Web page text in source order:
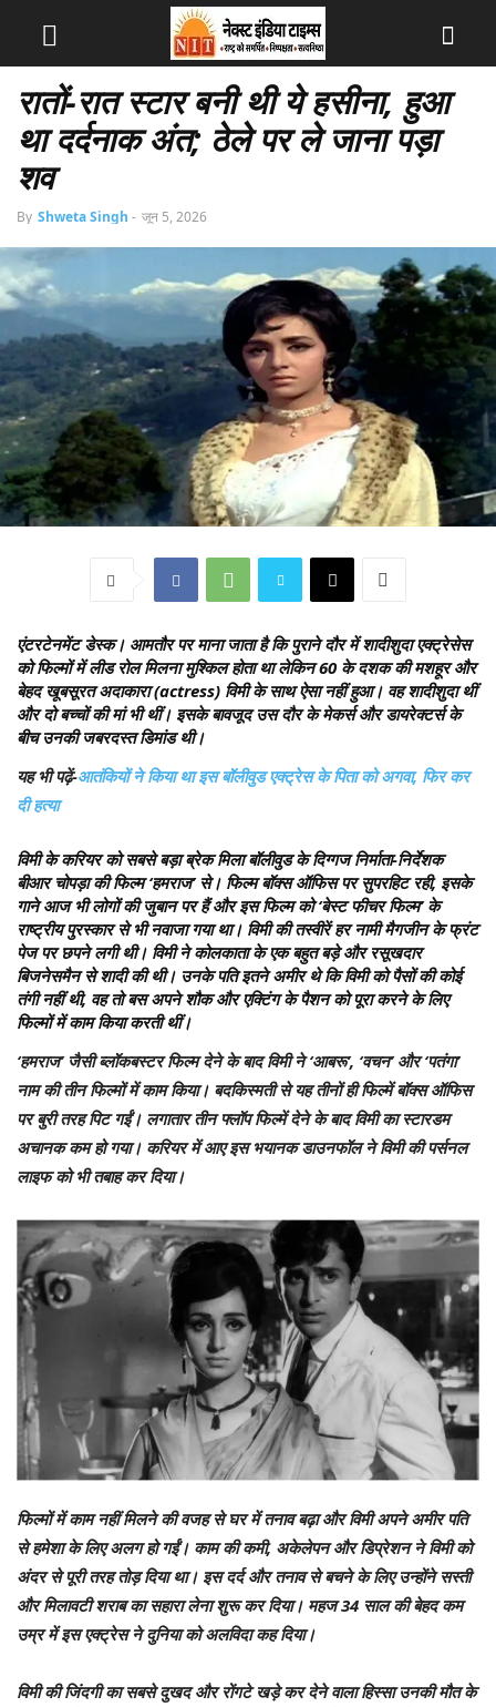
रातों-रात स्टार बनी थी ये हसीना, हुआ
था दर्दनाक अंत; ठेले पर ले जाना पड़ा
शव
By Shweta Singh - जून 5, 2026
एंटरटेनमेंट डेस्क। आमतौर पर माना जाता है कि पुराने दौर में शादीशुदा एक्ट्रेसेस
को फिल्मों में लीड रोल मिलना मुश्किल होता था लेकिन 60 के दशक की मशहूर और
बेहद खूबसूरत अदाकारा (actress) विमी के साथ ऐसा नहीं हुआ। वह शादीशुदा थीं
और दो बच्चों की मां भी थीं। इसके बावजूद उस दौर के मेकर्स और डायरेक्टर्स के
बीच उनकी जबरदस्त डिमांड थी।
यह भी पढ़ें-आतंकियों ने किया था इस बॉलीवुड एक्ट्रेस के पिता को अगवा, फिर कर
दी हत्या
विमी के करियर को सबसे बड़ा ब्रेक मिला बॉलीवुड के दिग्गज निर्माता-निर्देशक
बीआर चोपड़ा की फिल्म ‘हमराज’ से। फिल्म बॉक्स ऑफिस पर सुपरहिट रही, इसके
गाने आज भी लोगों की जुबान पर हैं और इस फिल्म को ‘बेस्ट फीचर फिल्म’ के
राष्ट्रीय पुरस्कार से भी नवाजा गया था। विमी की तस्वीरें हर नामी मैगजीन के फ्रंट
पेज पर छपने लगी थी। विमी ने कोलकाता के एक बहुत बड़े और रसूखदार
बिजनेसमैन से शादी की थी। उनके पति इतने अमीर थे कि विमी को पैसों की कोई
तंगी नहीं थी, वह तो बस अपने शौक और एक्टिंग के पैशन को पूरा करने के लिए
फिल्मों में काम किया करती थीं।
‘हमराज’ जैसी ब्लॉकबस्टर फिल्म देने के बाद विमी ने ‘आबरू’, ‘वचन’ और ‘पतंगा’
नाम की तीन फिल्मों में काम किया। बदकिस्मती से यह तीनों ही फिल्में बॉक्स ऑफिस
पर बुरी तरह पिट गईं। लगातार तीन फ्लॉप फिल्में देने के बाद विमी का स्टारडम
अचानक कम हो गया। करियर में आए इस भयानक डाउनफॉल ने विमी की पर्सनल
लाइफ को भी तबाह कर दिया।
फिल्मों में काम नहीं मिलने की वजह से घर में तनाव बढ़ा और विमी अपने अमीर पति
से हमेशा के लिए अलग हो गईं। काम की कमी, अकेलेपन और डिप्रेशन ने विमी को
अंदर से पूरी तरह तोड़ दिया था। इस दर्द और तनाव से बचने के लिए उन्होंने सस्ती
और मिलावटी शराब का सहारा लेना शुरू कर दिया। महज 34 साल की बेहद कम
उम्र में इस एक्ट्रेस ने दुनिया को अलविदा कह दिया।
विमी की जिंदगी का सबसे दुखद और रोंगटे खड़े कर देने वाला हिस्सा उनकी मौत के